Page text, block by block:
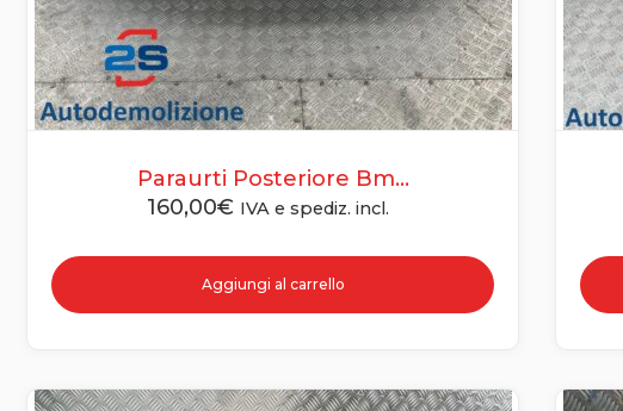
Paraurti Posteriore Bm...
160,00€ IVA e spediz. incl.
Aggiungi al carrello